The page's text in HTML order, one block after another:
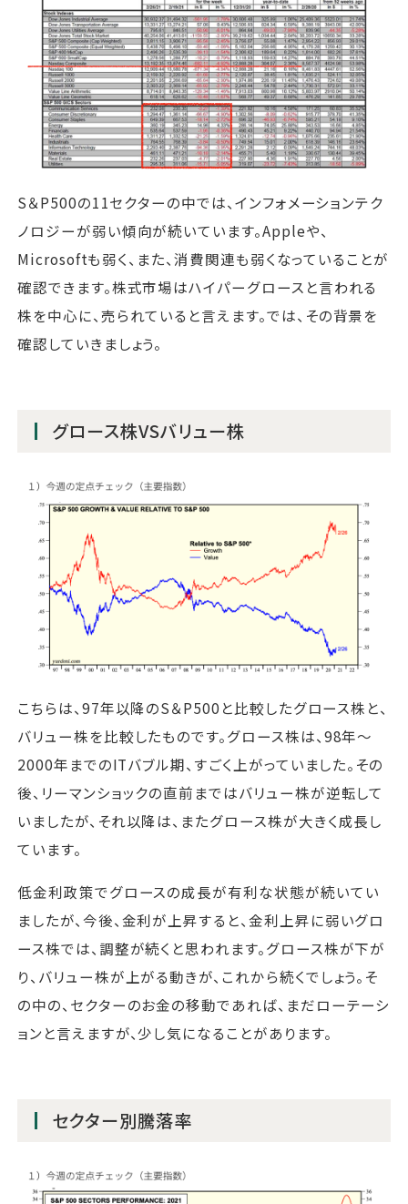
S＆P500の11セクターの中では、インフォメーションテク
ノロジーが弱い傾向が続いています。Appleや、
Microsoftも弱く、また、消費関連も弱くなっていることが
確認できます。株式市場はハイパーグロースと言われる
株を中心に、売られていると言えます。では、その背景を
確認していきましょう。
グロース株VSバリュー株
こちらは、97年以降のS＆P500と比較したグロース株と、
バリュー株を比較したものです。グロース株は、98年～
2000年までのITバブル期、すごく上がっていました。その
後、リーマンショックの直前まではバリュー株が逆転して
いましたが、それ以降は、またグロース株が大きく成長し
ています。
低金利政策でグロースの成長が有利な状態が続いてい
ましたが、今後、金利が上昇すると、金利上昇に弱いグロ
ース株では、調整が続くと思われます。グロース株が下が
り、バリュー株が上がる動きが、これから続くでしょう。そ
の中の、セクターのお金の移動であれば、まだローテーシ
ョンと言えますが、少し気になることがあります。
セクター別騰落率